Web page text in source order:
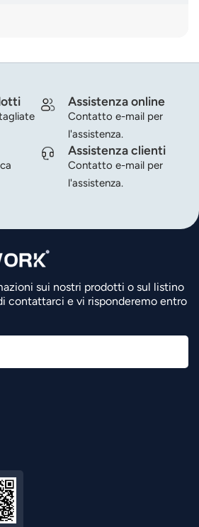
Assistenza online
Contatto e-mail per
l'assistenza.
Assistenza clienti
Contatto e-mail per
l'assistenza.
sui nostri prodotti o sul listino
contattarci e vi risponderemo entro